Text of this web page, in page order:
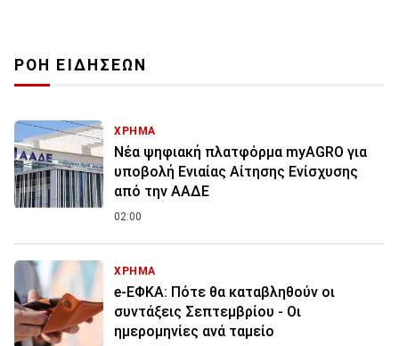
ΡΟΗ ΕΙΔΗΣΕΩΝ
ΧΡΗΜΑ
Νέα ψηφιακή πλατφόρμα myAGRO για
υποβολή Ενιαίας Αίτησης Ενίσχυσης
από την ΑΑΔΕ
02:00
ΧΡΗΜΑ
e-ΕΦΚΑ: Πότε θα καταβληθούν οι
συντάξεις Σεπτεμβρίου - Οι
ημερομηνίες ανά ταμείο